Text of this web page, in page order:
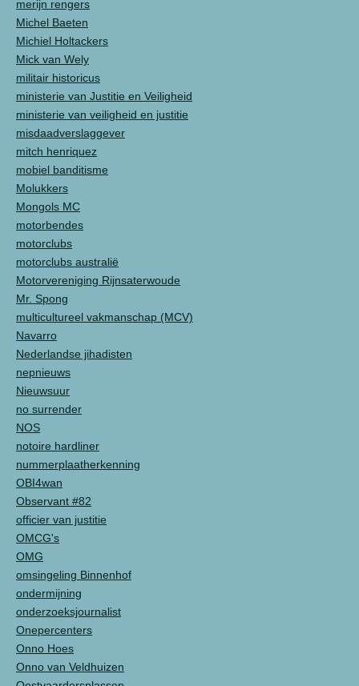
merijn rengers
Michel Baeten
Michiel Holtackers
Mick van Wely
militair historicus
ministerie van Justitie en Veiligheid
ministerie van veiligheid en justitie
misdaadverslaggever
mitch henriquez
mobiel banditisme
Molukkers
Mongols MC
motorbendes
motorclubs
motorclubs australië
Motorvereniging Rijnsaterwoude
Mr. Spong
multicultureel vakmanschap (MCV)
Navarro
Nederlandse jihadisten
nepnieuws
Nieuwsuur
no surrender
NOS
notoire hardliner
nummerplaatherkenning
OBI4wan
Observant #82
officier van justitie
OMCG's
OMG
omsingeling Binnenhof
ondermijning
onderzoeksjournalist
Onepercenters
Onno Hoes
Onno van Veldhuizen